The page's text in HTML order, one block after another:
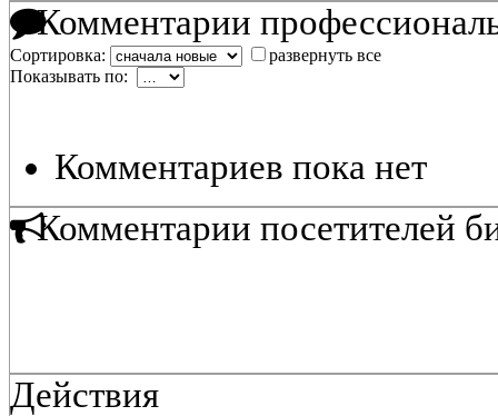
Комментарии
Сортировка:
развернуть все
Показывать по:
Комментариев пока нет
Комментарии посетителей
Действия